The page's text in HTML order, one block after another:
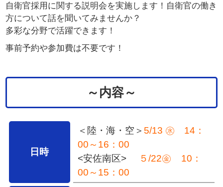
自衛官採用に関する説明会を実施します！自衛官の働き
方について話を聞いてみませんか？
多彩な分野で活躍できます！
事前予約や参加費は不要です！
～内容～
日時
＜陸・海・空＞ 5/13 ㊌
14：
00～16：00
<安佐南区>
５/22㊎ 10：
00～15：00